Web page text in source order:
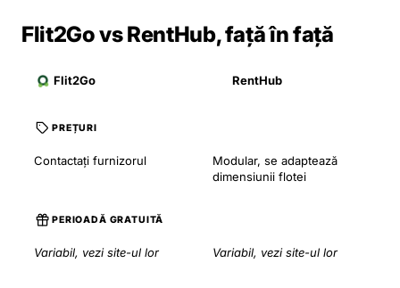
Flit2Go vs RentHub, față în față
Flit2Go RentHub
PREȚURI
Contactați furnizorul
Modular, se adaptează
dimensiunii flotei
PERIOADĂ GRATUITĂ
Variabil, vezi site-ul lor Variabil, vezi site-ul lor